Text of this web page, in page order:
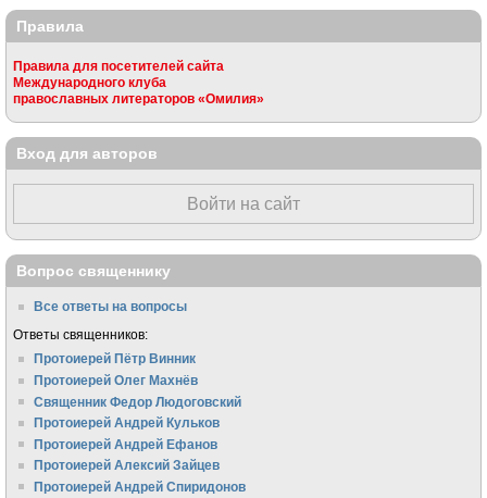
Правила
Правила для посетителей сайта
Международного клуба
православных литераторов «Омилия»
Вход для авторов
Войти на сайт
Вопрос священнику
Все ответы на вопросы
Ответы священников:
Протоиерей Пётр Винник
Протоиерей Олег Махнёв
Священник Федор Людоговский
Протоиерей Андрей Кульков
Протоиерей Андрей Ефанов
Протоиерей Алексий Зайцев
Протоиерей Андрей Спиридонов